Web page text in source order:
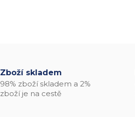
Zboží skladem
98% zboží skladem a 2%
zboží je na cestě